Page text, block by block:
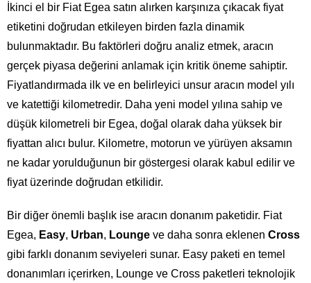
İkinci el bir Fiat Egea satın alırken karşınıza çıkacak fiyat
etiketini doğrudan etkileyen birden fazla dinamik
bulunmaktadır. Bu faktörleri doğru analiz etmek, aracın
gerçek piyasa değerini anlamak için kritik öneme sahiptir.
Fiyatlandırmada ilk ve en belirleyici unsur aracın model yılı
ve katettiği kilometredir. Daha yeni model yılına sahip ve
düşük kilometreli bir Egea, doğal olarak daha yüksek bir
fiyattan alıcı bulur. Kilometre, motorun ve yürüyen aksamın
ne kadar yorulduğunun bir göstergesi olarak kabul edilir ve
fiyat üzerinde doğrudan etkilidir.
Bir diğer önemli başlık ise aracın donanım paketidir. Fiat
Egea, Easy, Urban, Lounge ve daha sonra eklenen Cross
gibi farklı donanım seviyeleri sunar. Easy paketi en temel
donanımları içerirken, Lounge ve Cross paketleri teknolojik